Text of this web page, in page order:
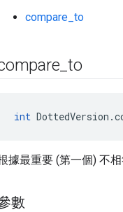
compare_to
_to
int
據最重要 (第一個) 不
數